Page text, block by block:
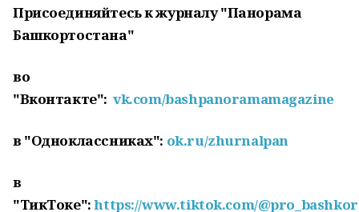
Присоединяйтесь к журналу "Панорама
Башкортостана"
во
"Вконтакте":vk.com/bashpanoramamagazine
в "Одноклассниках": ok.ru/zhurnalpan
в
"ТикТоке":https://www.tiktok.com/